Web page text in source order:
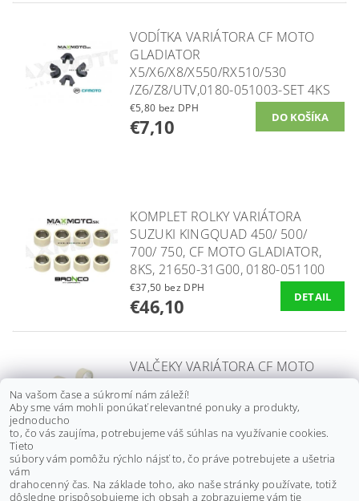
VODÍTKA VARIÁTORA CF MOTO
GLADIATOR
X5/X6/X8/X550/RX510/530
/Z6/Z8/UTV,0180-051003-SET 4KS
€5,80 bez DPH
€7,10
KOMPLET ROLKY VARIÁTORA
SUZUKI KINGQUAD 450/ 500/
700/ 750, CF MOTO GLADIATOR,
8KS, 21650-31G00, 0180-051100
€37,50 bez DPH
€46,10 DETAIL
VALČEKY VARIÁTORA CF MOTO
GLADIATOR RX510/ RX530/ X5/
X6/ X8/ Z6/ Z8/ UTV 830, 0180-
051100-0003
€19,50 bez DPH
€24
Na vašom čase a súkromí nám záleží!
Aby sme vám mohli ponúkať relevantné ponuky a produkty,
jednoducho
to, čo vás zaujíma, potrebujeme váš súhlas na využívanie cookies.
Tieto
súbory vám pomôžu rýchlo nájsť to, čo práve potrebujete a ušetria
vám
drahocenný čas. Na základe toho, ako naše stránky používate, totiž
dôsledne prispôsobujeme ich obsah a zobrazujeme vám tie